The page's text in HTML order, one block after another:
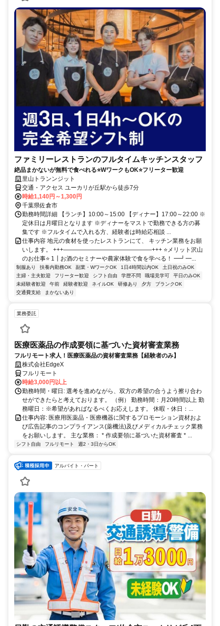
ファミリーレストランのフルタイムキッチンスタッフ
絶品まかないが無料で食べれる⭐WワークもOK⭐フリーター歓迎
里山トランンジット
交通・アクセス ユーカリが丘駅から徒歩7分
時給1,140円～1,300円
千葉県佐倉市
勤務時間詳細 【ランチ】10:00～15:00 【ディナー】17:00～22:00 ※
定休日は月曜日となります ※ディナーをマストで勤務できる方の募
集です ※フルタイムで入れる方、経験者は時給応相談 ...
仕事内容 地元の食材を使ったレストランにて、 キッチン業務をお願
いします。 +++———————————————+++ ⭐メリット沢山
のお仕事⭐ 1┃お酒のセミナーや農家体験で食を学べる！ ━┛━...
制服あり 扶養内勤務OK 副業・WワークOK 1日4時間以内OK
土日祝のみOK
主婦・主夫歓迎
フリーター歓迎 シフト自由 学歴不問 職場見学可
平日のみOK
未経験者歓迎
午前 経験者歓迎 ネイルOK 研修あり 夕方
ブランクOK
交通費支給
まかないあり
業務委託
医療医薬品の作成要領に基づいた資材審査業務
フルリモート求人！医療医薬品の資材審査業務【経験者のみ】
株式会社EdgeX
フルリモート
時給3,000円以上
勤務時間・曜日: 選考を進めながら、双方の希望の合うよう擦り合わ
せができたらと考えております。 （例） 勤務時間：月20時間以上 勤
務曜日：※希望があればなるべくお応えします。 休暇・休日：...
仕事内容: 医療用医薬品・医療機器に関するプロモーション資材およ
び広告記事のコンプライアンス(薬機法)及びメディカルチェック業務
をお願いします。 主な業務： * 作成要領に基づいた資材審査 * ...
シフト自由 フルリモート 週2・3日からOK
アルバイト・パート